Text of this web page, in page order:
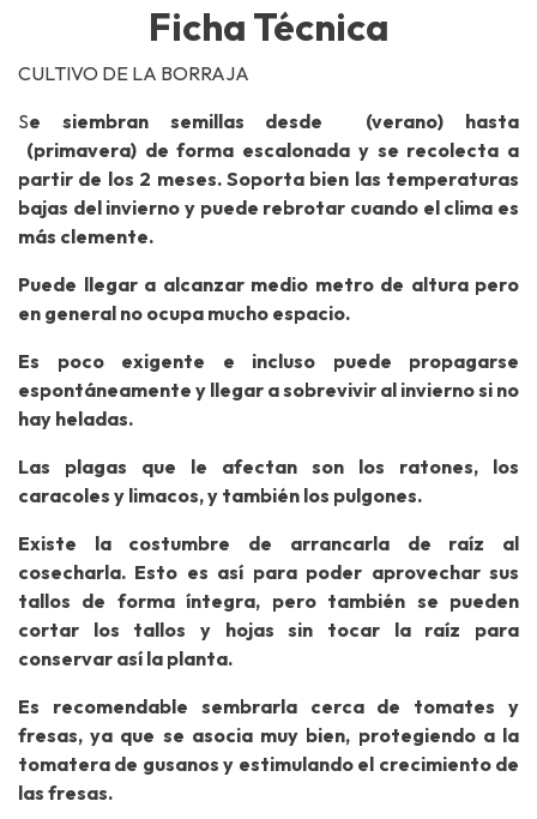
Ficha Técnica
CULTIVO DE LA BORRAJA
Se siembran semillas desde (verano) hasta
(primavera) de forma escalonada y se recolecta a
partir de los 2 meses. Soporta bien las temperaturas
bajas del invierno y puede rebrotar cuando el clima es
más clemente.
Puede llegar a alcanzar medio metro de altura pero
en general no ocupa mucho espacio.
Es poco exigente e incluso puede propagarse
espontáneamente y llegar a sobrevivir al invierno si no
hay heladas.
Las plagas que le afectan son los ratones, los
caracoles y limacos, y también los pulgones.
Existe la costumbre de arrancarla de raíz al
cosecharla. Esto es así para poder aprovechar sus
tallos de forma íntegra, pero también se pueden
cortar los tallos y hojas sin tocar la raíz para
conservar así la planta.
Es recomendable sembrarla cerca de tomates y
fresas, ya que se asocia muy bien, protegiendo a la
tomatera de gusanos y estimulando el crecimiento de
las fresas.